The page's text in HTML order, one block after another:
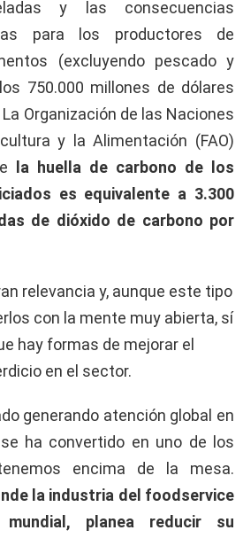
y las consecuencias
para los productores de
(excluyendo pescado y
750.000 millones de dólares
La Organización de las Naciones
y la Alimentación (FAO)
la huella de carbono de los
es equivalente a 3.300
de dióxido de carbono por
relevancia y, aunque este tipo
con la mente muy abierta, sí
hay formas de mejorar el
en el sector.
generando atención global en
ha convertido en uno de los
encima de la mesa.
la industria del foodservice
planea reducir su